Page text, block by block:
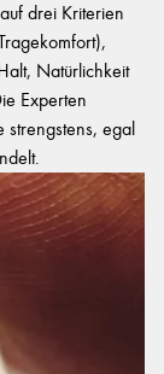
drei Kriterien
Natürlichkeit
Experten
strengstens, egal